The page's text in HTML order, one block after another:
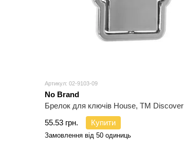
Артикул: 02-9103-09
No Brand
Брелок для ключів House, TM Discover
55.53 грн.
Купити
Замовлення від 50 одиниць